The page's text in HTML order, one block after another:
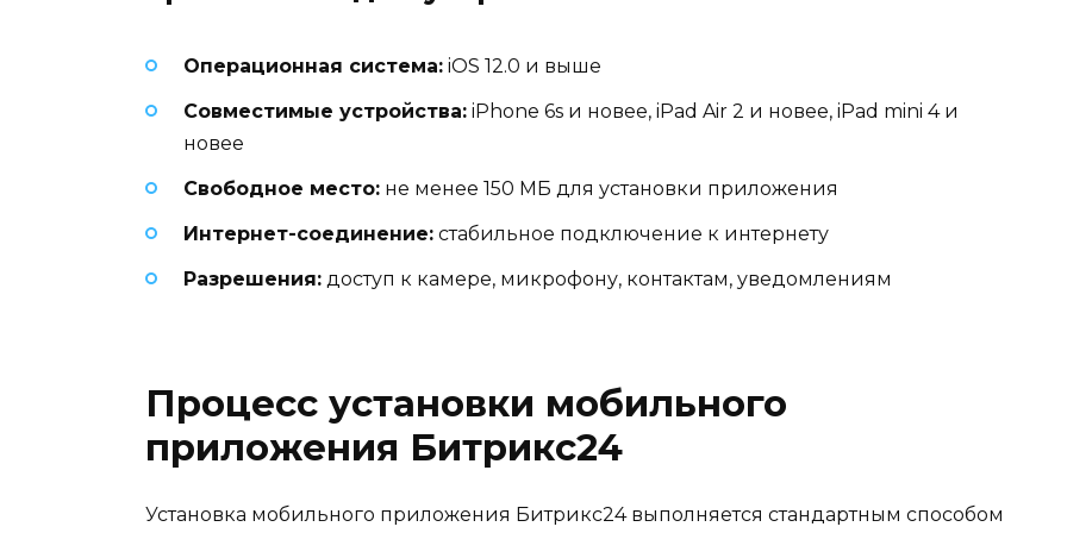
Операционная система: iOS 12.0 и выше
Совместимые устройства: iPhone 6s и новее, iPad Air 2 и новее, iPad mini 4 и
новее
Свободное место: не менее 150 МБ для установки приложения
Интернет-соединение: стабильное подключение к интернету
Разрешения: доступ к камере, микрофону, контактам, уведомлениям
Процесс установки мобильного
приложения Битрикс24
Установка мобильного приложения Битрикс24 выполняется стандартным способом